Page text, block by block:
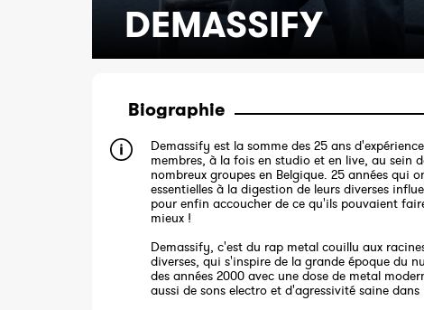
DEMASSIFY
Biographie
Demassify est la somme des 25 ans
membres, à la fois en studio et en live, au sein
nombreux groupes en Belgique. 25 années qui
essentielles à la digestion de leurs diverses
pour enfin accoucher de ce qu'ils pouvaient
mieux !
Demassify, c'est du rap metal couillu aux
diverses, qui s'inspire de la grande époque du
des années 2000 avec une dose de metal
aussi de sons electro et d'agressivité saine dans